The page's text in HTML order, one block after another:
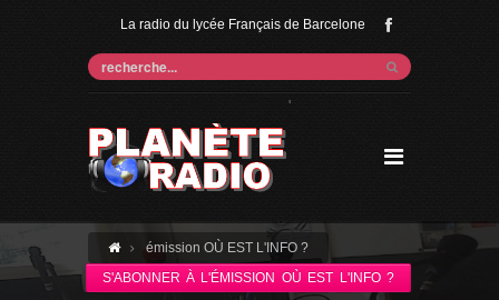
La radio du lycée Français de Barcelone
'
émission OÙ EST L'INFO ?
S'ABONNER À L'ÉMISSION OÙ EST L'INFO ?